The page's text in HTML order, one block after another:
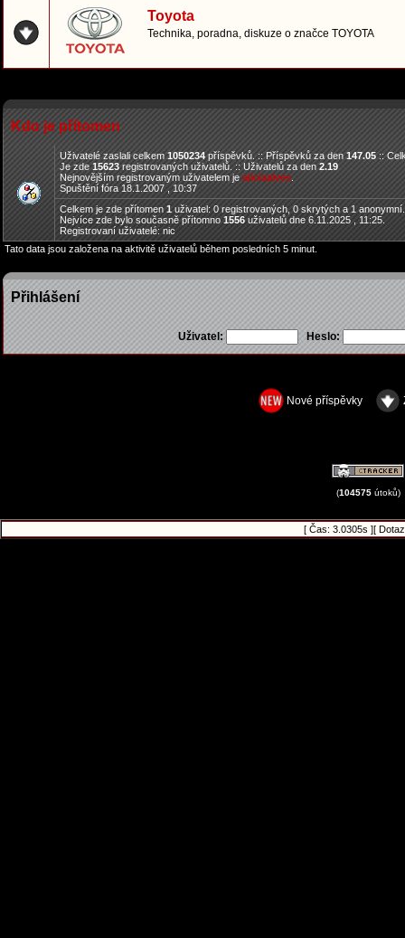
Toyota
Technika, poradna, diskuze o značce TOYOTA
Kdo je přítomen
Uživatelé zaslali celkem1050234příspěvků. :: Příspěvků za den147.05::
Je zde15623 registrovaných uživatelů. :: Uživatelů za den2.19
Nejnovějším registrovaným uživatelem jealiciaalves
Spuštění fóra 18.1.2007 , 10:37
Celkem je zde přítomen 1 uživatel: 0 registrovaných, 0 skrytých a 1
Nejvíce zde bylo současně přítomno 1556 uživatelů dne 6.11.2025 , 11:25.
Registrovaní uživatelé: nic
Tato data jsou založena na aktivitě uživatelů během posledních 5 minut.
Přihlášení
Uživatel: Heslo:
Nové příspěvky
(104575útoků)
[ Čas: 3.0305s ][